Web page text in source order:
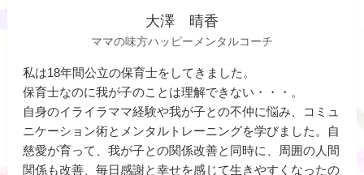
大澤 晴香
ママの味方ハッピーメンタルコーチ
私は18年間公立の保育士をしてきました。
保育士なのに我が子のことは理解できない・・・。
自身のイライラママ経験や我が子との不仲に悩み、コミュ
ニケーション術とメンタルトレーニングを学びました。自
慈愛が育って、我が子との関係改善と同時に、周囲の人間
関係も改善、毎日感謝と幸せを感じて生きやすくなったの